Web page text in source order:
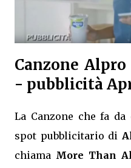
Canzone
- pubblicità
La Canzone che fa
spot pubblicitario di
chiama More Than